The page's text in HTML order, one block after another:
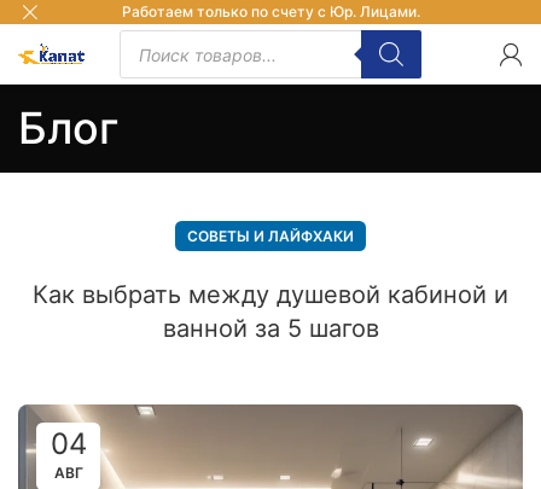
Блог
СОВЕТЫ И ЛАЙФХАКИ
Как выбрать между душевой кабиной и
ванной за 5 шагов
04
АВГ
Работаем только по счету с Юр. Лицами.